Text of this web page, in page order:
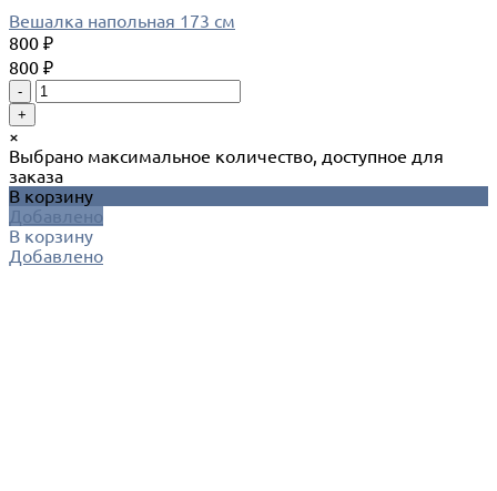
Вешалка напольная 173 см
800 ₽
800 ₽
-
+
×
Выбрано максимальное количество, доступное для
заказа
В корзину
Добавлено
В корзину
Добавлено